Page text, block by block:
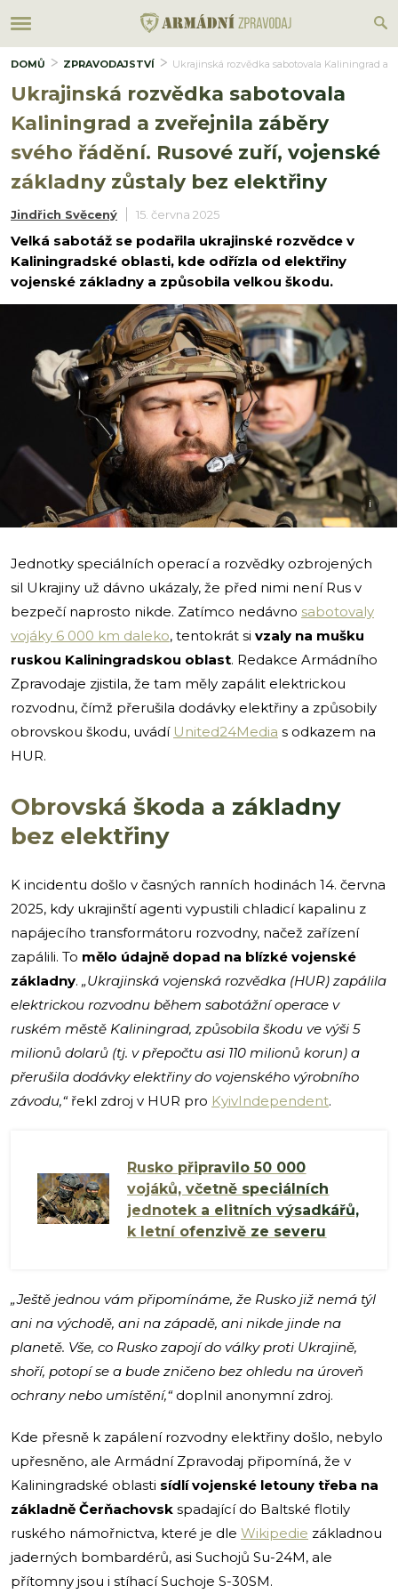
DOMŮ ZPRAVODAJSTVÍ Ukrajinská rozvědka sabotovala Kaliningrad a
Ukrajinská rozvědka sabotovala
Kaliningrad a zveřejnila záběry
svého řádění. Rusové zuří, vojenské
základny zůstaly bez elektřiny
Jindřich Svěcený 15. června 2025
Velká sabotáž se podařila ukrajinské rozvědce v
Kaliningradské oblasti, kde odřízla od elektřiny
vojenské základny a způsobila velkou škodu.
i
Jednotky speciálních operací a rozvědky ozbrojených
sil Ukrajiny už dávno ukázaly, že před nimi není Rus v
bezpečí naprosto nikde. Zatímco nedávno sabotovaly
vojáky 6 000 km daleko, tentokrát si vzaly na mušku
ruskou Kaliningradskou oblast. Redakce Armádního
Zpravodaje zjistila, že tam měly zapálit elektrickou
rozvodnu, čímž přerušila dodávky elektřiny a způsobily
obrovskou škodu, uvádí United24Media s odkazem na
HUR.
Obrovská škoda a základny
bez elektřiny
K incidentu došlo v časných ranních hodinách 14. června
2025, kdy ukrajinští agenti vypustili chladicí kapalinu z
napájecího transformátoru rozvodny, načež zařízení
zapálili. To mělo údajně dopad na blízké vojenské
základny. „Ukrajinská vojenská rozvědka (HUR) zapálila
elektrickou rozvodnu během sabotážní operace v
ruském městě Kaliningrad, způsobila škodu ve výši 5
milionů dolarů (tj. v přepočtu asi 110 milionů korun) a
přerušila dodávky elektřiny do vojenského výrobního
závodu,“řekl zdroj v HUR pro KyivIndependent.
Rusko připravilo 50 000
vojáků, včetně speciálních
jednotek a elitních výsadkářů,
k letní ofenzivě ze severu
„Ještě jednou vám připomínáme, že Rusko již nemá týl
ani na východě, ani na západě, ani nikde jinde na
planetě. Vše, co Rusko zapojí do války proti Ukrajině,
shoří, potopí se a bude zničeno bez ohledu na úroveň
ochrany nebo umístění,“doplnil anonymní zdroj.
Kde přesně k zapálení rozvodny elektřiny došlo, nebylo
upřesněno, ale Armádní Zpravodaj připomíná, že v
Kaliningradské oblasti sídlí vojenské letouny třeba na
základně Čerňachovsk spadající do Baltské flotily
ruského námořnictva, které je dle Wikipedie základnou
jaderných bombardérů, asi Suchojů Su-24M, ale
přítomny jsou i stíhací Suchoje S-30SM.